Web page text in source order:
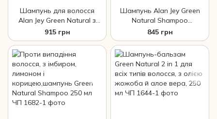
Шампунь для волосся
Alan Jey Green Natural з
білою глиною та
каштаном, 250 мл ЧП
915 грн
Шампунь Alan Jey Green
Natural Shampoo
поживний, для
кучерявого, сухого та
пошкодженого волосся,
250 мл ЧП
845 грн